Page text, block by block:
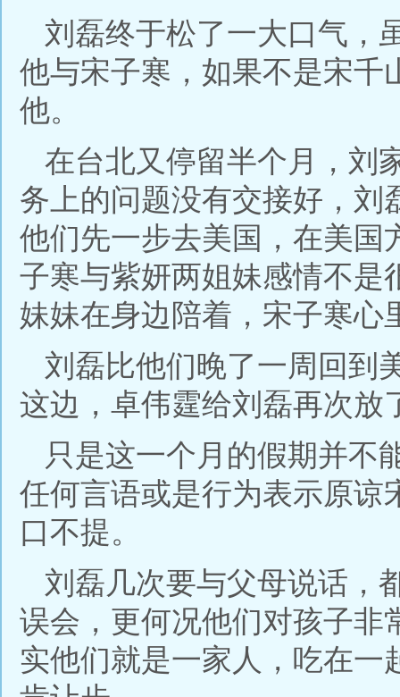
刘磊终于松了一大口气，
他与宋子寒，如果不是宋千
他。
在台北又停留半个月，刘
务上的问题没有交接好，刘
他们先一步去美国，在美国
子寒与紫妍两姐妹感情不是
妹妹在身边陪着，宋子寒心
刘磊比他们晚了一周回到
这边，卓伟霆给刘磊再次放
只是这一个月的假期并不
任何言语或是行为表示原谅
口不提。
刘磊几次要与父母说话，
误会，更何况他们对孩子非
实他们就是一家人，吃在一